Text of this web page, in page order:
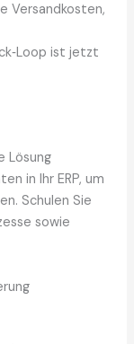
Versandkosten,
ist jetzt
Lösung
in Ihr ERP, um
Schulen Sie
sowie